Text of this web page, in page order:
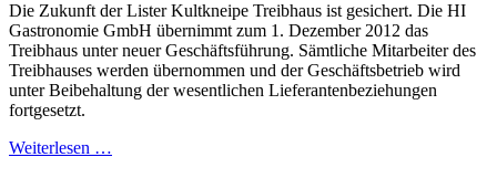
Die Zukunft der Lister Kultkneipe Treibhaus ist gesichert. Die HI
Gastronomie GmbH übernimmt zum 1. Dezember 2012 das
Treibhaus unter neuer Geschäftsführung. Sämtliche Mitarbeiter des
Treibhauses werden übernommen und der Geschäftsbetrieb wird
unter Beibehaltung der wesentlichen Lieferantenbeziehungen
fortgesetzt.
Weiterlesen …